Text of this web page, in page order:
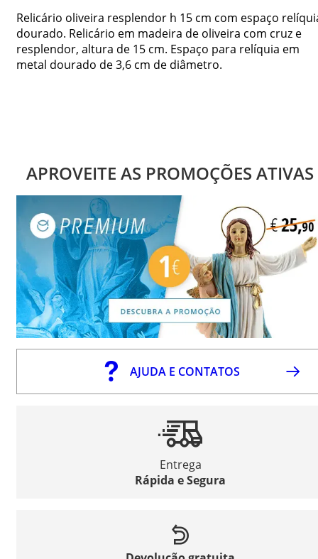
Relicário oliveira resplendor h 15 cm com espaço
dourado. Relicário em madeira de oliveira com cruz e
resplendor, altura de 15 cm. Espaço para relíquia em
metal dourado de 3,6 cm de diâmetro.
APROVEITE AS PROMOÇÕES ATIVAS
AJUDA E CONTATOS
Entrega
Rápida e Segura